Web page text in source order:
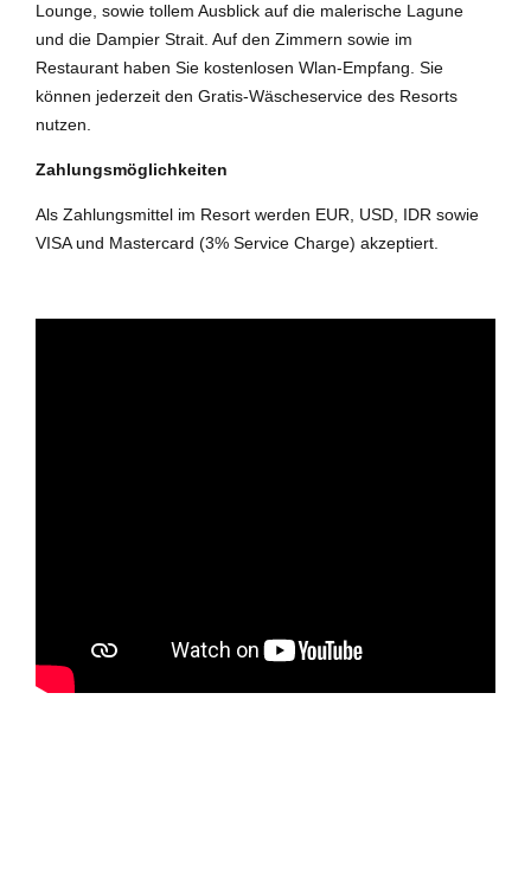
Lounge, sowie tollem Ausblick auf die malerische Lagune
und die Dampier Strait. Auf den Zimmern sowie im
Restaurant haben Sie kostenlosen Wlan-Empfang. Sie
können jederzeit den Gratis-Wäscheservice des Resorts
nutzen.
Zahlungsmöglichkeiten
Als Zahlungsmittel im Resort werden EUR, USD, IDR sowie
VISA und Mastercard (3% Service Charge) akzeptiert.